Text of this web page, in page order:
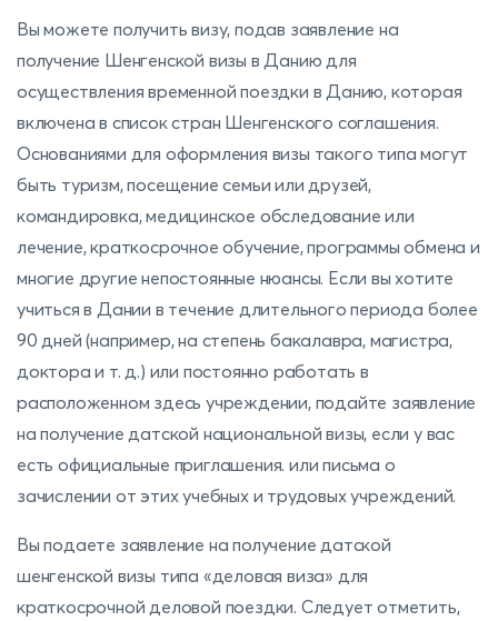
Вы можете получить визу, подав заявление на
получение Шенгенской визы в Данию для
осуществления временной поездки в Данию, которая
включена в список стран Шенгенского соглашения.
Основаниями для оформления визы такого типа могут
быть туризм, посещение семьи или друзей,
командировка, медицинское обследование или
лечение, краткосрочное обучение, программы обмена и
многие другие непостоянные нюансы. Если вы хотите
учиться в Дании в течение длительного периода более
90 дней (например, на степень бакалавра, магистра,
доктора и т. д.) или постоянно работать в
расположенном здесь учреждении, подайте заявление
на получение датской национальной визы, если у вас
есть официальные приглашения. или письма о
зачислении от этих учебных и трудовых учреждений.
Вы подаете заявление на получение датской
шенгенской визы типа «деловая виза» для
краткосрочной деловой поездки. Следует отметить,